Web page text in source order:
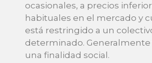
ocasionales, a precios
habituales en el mercado y
está restringido a un
determinado.
una finalidad social.